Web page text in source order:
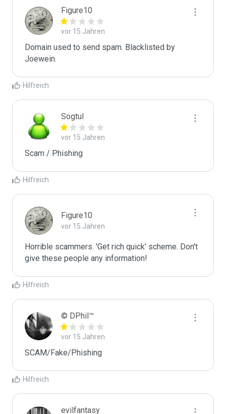
Figure10
vor 15 Jahren
Domain used to send spam. Blacklisted by
Joewein.
Hilfreich
Sogtul
vor 15 Jahren
Scam / Phishing
Hilfreich
Figure10
vor 15 Jahren
Horrible scammers. 'Get rich quick' scheme. Don't
give these people any information!
Hilfreich
© DPhil™
vor 15 Jahren
SCAM/Fake/Phishing
Hilfreich
evilfantasy